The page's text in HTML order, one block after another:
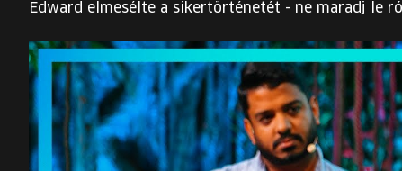
Edward elmesélte a sikertörténetét - ne maradj le